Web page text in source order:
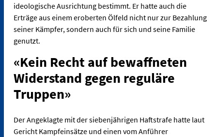
ideologische Ausrichtung bestimmt. Er hatte auch die
Erträge aus einem eroberten Ölfeld nicht nur zur Bezahlung
seiner Kämpfer, sondern auch für sich und seine Familie
genutzt.
«Kein Recht auf bewaffneten
Widerstand gegen reguläre
Truppen»
Der Angeklagte mit der siebenjährigen Haftstrafe hatte laut
Gericht Kampfeinsätze und einen vom Anführer